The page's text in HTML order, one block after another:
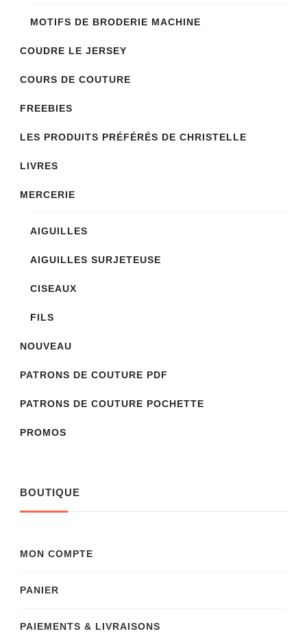
MOTIFS DE BRODERIE MACHINE
COUDRE LE JERSEY
COURS DE COUTURE
FREEBIES
LES PRODUITS PRÉFÉRÉS DE CHRISTELLE
LIVRES
MERCERIE
AIGUILLES
AIGUILLES SURJETEUSE
CISEAUX
FILS
NOUVEAU
PATRONS DE COUTURE PDF
PATRONS DE COUTURE POCHETTE
PROMOS
BOUTIQUE
MON COMPTE
PANIER
PAIEMENTS & LIVRAISONS